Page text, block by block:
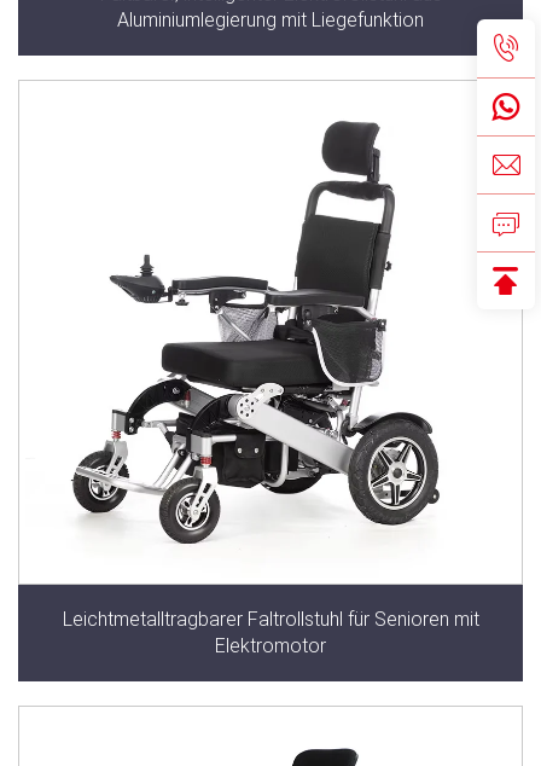
Aluminiumlegierung mit Liegefunktion
Leichtmetalltragbarer Faltrollstuhl für Senioren mit
Elektromotor